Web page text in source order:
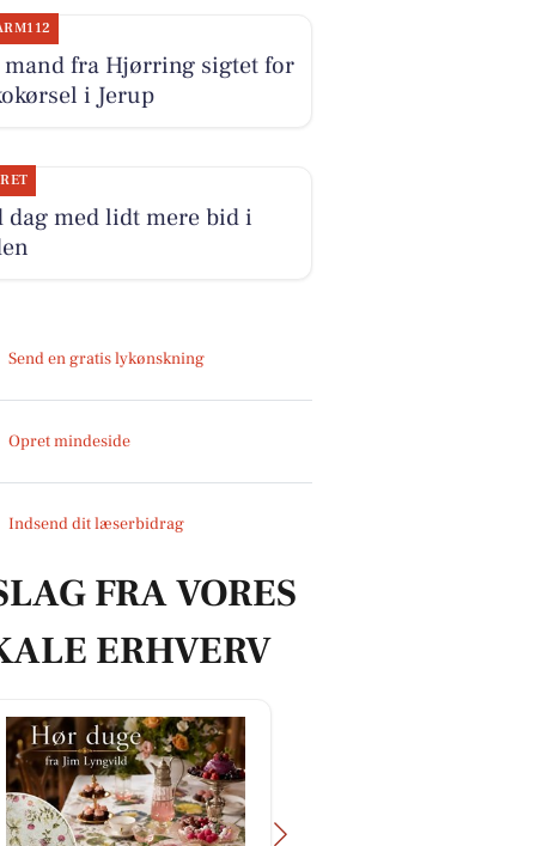
mand fra Hjørring sigtet for
i Jerup
dag med lidt mere bid i
Send en gratis lykønskning
Opret mindeside
Indsend dit læserbidrag
FRA VORES
ERHVERV